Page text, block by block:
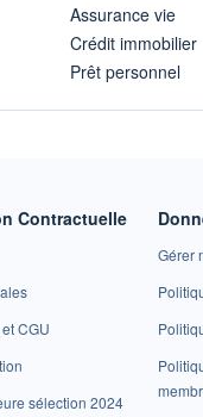
Assurance vie
Crédit immobilier
Prêt personnel
Contractuelle
CGU
sélection 2024
Gérer